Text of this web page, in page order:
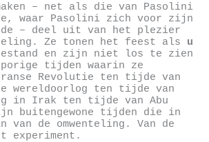
– net als die van Pasolini
waar Pasolini zich voor zijn
– deel uit van het plezier
Ze tonen het feest als u
en zijn niet los te zien
tijden waarin ze
Revolutie ten tijde van
wereldoorlog ten tijde van
in Irak ten tijde van Abu
buitengewone tijden die in
van de omwenteling. Van de
experiment.